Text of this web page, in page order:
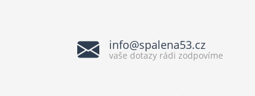
info@spalena53.cz
vaše dotazy rádi zodpovíme